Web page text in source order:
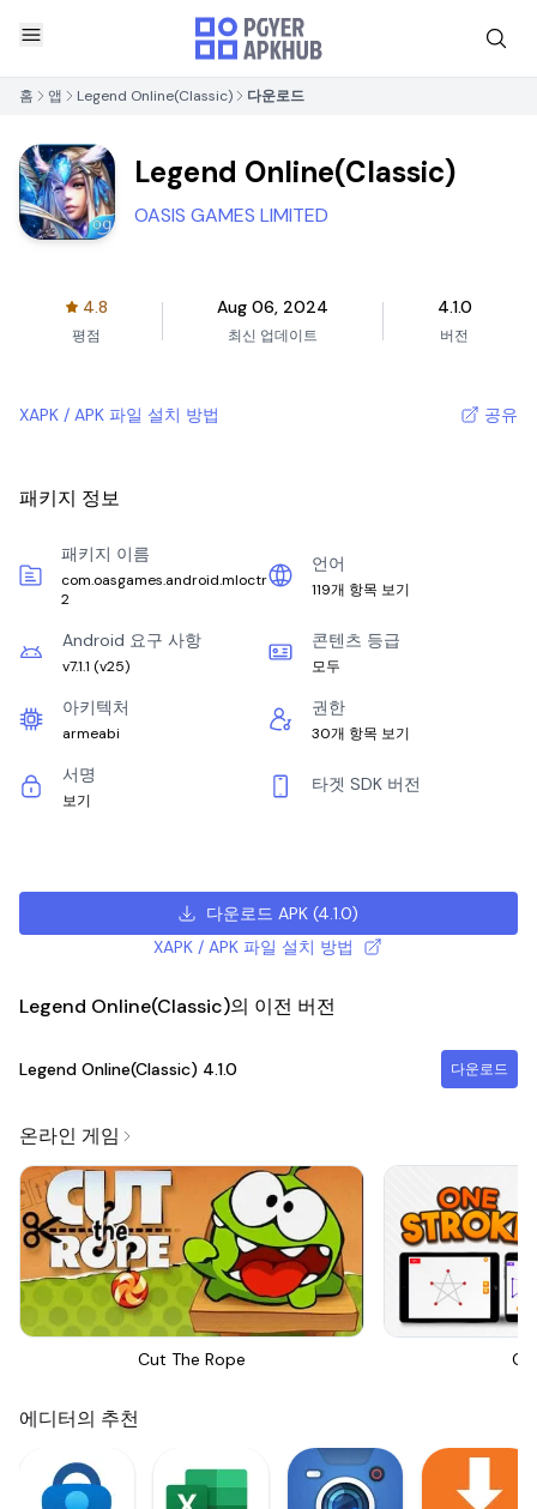
홈 앱 Legend Online(Classic) 다운로드
Legend Online(Classic)
OASIS GAMES LIMITED
4.8
평점
Aug 06, 2024
최신 업데이트
4.1.0
버전
XAPK / APK 파일 설치 방법 공유
패키지 정보
패키지 이름
com.oasgames.android.mloctr
2
언어
119개 항목 보기
Android 요구 사항
v7.1.1 (v25)
콘텐츠 등급
모두
아키텍처
armeabi
권한
30개 항목 보기
서명
보기
타겟 SDK 버전
다운로드 APK (4.1.0)
XAPK / APK 파일 설치 방법
Legend Online(Classic)의 이전 버전
Legend Online(Classic) 4.1.0 다운로드
온라인 게임
Cut The Rope
에디터의 추천